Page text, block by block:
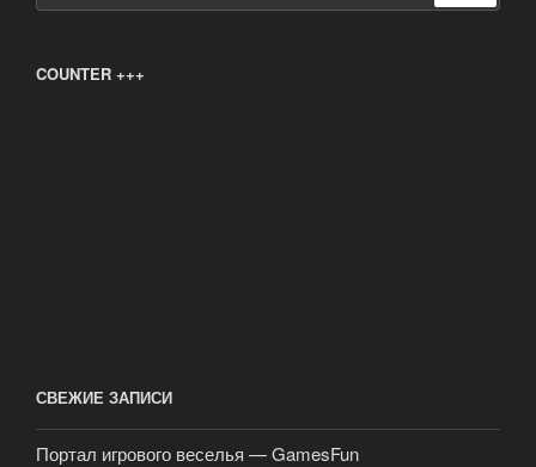
COUNTER +++
СВЕЖИЕ ЗАПИСИ
Портал игрового веселья — GamesFun